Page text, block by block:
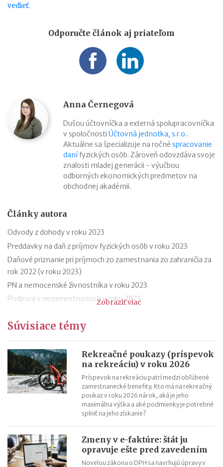
vedieť.
Odporučte článok aj priateľom
Anna Černegová
Dušou účtovníčka a externá spolupracovníčka
v spoločnosti Účtovná jednotka, s.r.o..
Aktuálne sa špecializuje na ročné spracovanie
danífyzických osôb. Zároveň odovzdáva svoje
znalosti mladej generácii - výučbou
odborných ekonomických predmetov na
obchodnej akadémii.
Články autora
Odvody z dohody v roku 2023
Preddavky na daň z príjmov fyzických osôb v roku 2023
Daňové priznanie pri príjmoch zo zamestnania zo zahraničia za
rok 2022 (v roku 2023)
PN a nemocenské živnostníka v roku 2023
Podpora v nezamestnanosti v roku 2023
Ročné zúčtovanie dane za rok 2022 (v roku 2023)
Výpočet čistej mzdy v roku 2023
Daňový bonus na dieťa od 1.1.2023 – príklady
Daňový bonus na dieťa od 1.1.2023
Zobraziť viac
Súvisiace témy
Rekreačné poukazy (príspevok
na rekreáciu) v roku 2026
Príspevok na rekreáciu patrí medzi obľúbené
zamestnanecké benefity. Kto má na rekreačný
poukaz v roku 2026 nárok, aká je jeho
maximálna výška a aké podmienky je potrebné
splniť na jeho získanie?
Zmeny v e-faktúre: štát ju
opravuje ešte pred zavedením
Novelou zákona o DPH sa navrhujú úpravy v